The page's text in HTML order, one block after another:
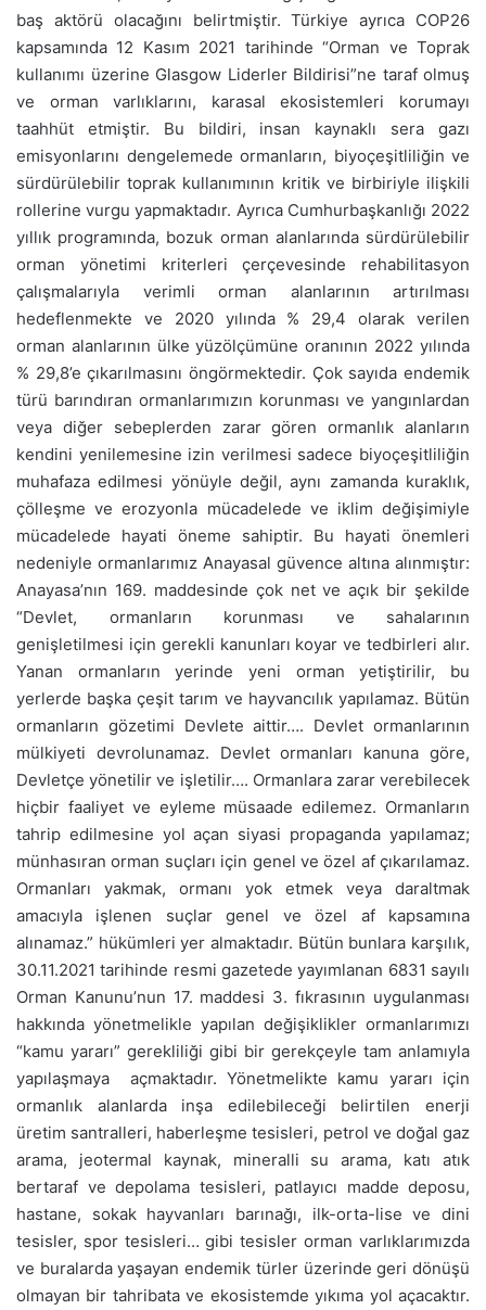
baş aktörü olacağını belirtmiştir. Türkiye ayrıca COP26
kapsamında 12 Kasım 2021 tarihinde “Orman ve Toprak
kullanımı üzerine Glasgow Liderler Bildirisi”ne taraf olmuş
ve orman varlıklarını, karasal ekosistemleri korumayı
taahhüt etmiştir. Bu bildiri, insan kaynaklı sera gazı
emisyonlarını dengelemede ormanların, biyoçeşitliliğin ve
sürdürülebilir toprak kullanımının kritik ve birbiriyle ilişkili
rollerine vurgu yapmaktadır. Ayrıca Cumhurbaşkanlığı 2022
yıllık programında, bozuk orman alanlarında sürdürülebilir
orman yönetimi kriterleri çerçevesinde rehabilitasyon
çalışmalarıyla verimli orman alanlarının artırılması
hedeflenmekte ve 2020 yılında % 29,4 olarak verilen
orman alanlarının ülke yüzölçümüne oranının 2022 yılında
% 29,8’e çıkarılmasını öngörmektedir. Çok sayıda endemik
türü barındıran ormanlarımızın korunması ve yangınlardan
veya diğer sebeplerden zarar gören ormanlık alanların
kendini yenilemesine izin verilmesi sadece biyoçeşitliliğin
muhafaza edilmesi yönüyle değil, aynı zamanda kuraklık,
çölleşme ve erozyonla mücadelede ve iklim değişimiyle
mücadelede hayati öneme sahiptir. Bu hayati önemleri
nedeniyle ormanlarımız Anayasal güvence altına alınmıştır:
Anayasa’nın 169. maddesinde çok net ve açık bir şekilde
“Devlet, ormanların korunması ve sahalarının
genişletilmesi için gerekli kanunları koyar ve tedbirleri alır.
Yanan ormanların yerinde yeni orman yetiştirilir, bu
yerlerde başka çeşit tarım ve hayvancılık yapılamaz. Bütün
ormanların gözetimi Devlete aittir…. Devlet ormanlarının
mülkiyeti devrolunamaz. Devlet ormanları kanuna göre,
Devletçe yönetilir ve işletilir…. Ormanlara zarar verebilecek
hiçbir faaliyet ve eyleme müsaade edilemez. Ormanların
tahrip edilmesine yol açan siyasi propaganda yapılamaz;
münhasıran orman suçları için genel ve özel af çıkarılamaz.
Ormanları yakmak, ormanı yok etmek veya daraltmak
amacıyla işlenen suçlar genel ve özel af kapsamına
alınamaz.” hükümleri yer almaktadır. Bütün bunlara karşılık,
30.11.2021 tarihinde resmi gazetede yayımlanan 6831 sayılı
Orman Kanunu’nun 17. maddesi 3. fıkrasının uygulanması
hakkında yönetmelikle yapılan değişiklikler ormanlarımızı
“kamu yararı” gerekliliği gibi bir gerekçeyle tam anlamıyla
yapılaşmaya açmaktadır. Yönetmelikte kamu yararı için
ormanlık alanlarda inşa edilebileceği belirtilen enerji
üretim santralleri, haberleşme tesisleri, petrol ve doğal gaz
arama, jeotermal kaynak, mineralli su arama, katı atık
bertaraf ve depolama tesisleri, patlayıcı madde deposu,
hastane, sokak hayvanları barınağı, ilk-orta-lise ve dini
tesisler, spor tesisleri… gibi tesisler orman varlıklarımızda
ve buralarda yaşayan endemik türler üzerinde geri dönüşü
olmayan bir tahribata ve ekosistemde yıkıma yol açacaktır.